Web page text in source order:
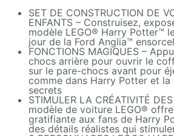
SET DE CONSTRUCTION DE
ENFANTS – Construisez,
modèle LEGO® Harry Potter™
jour de la Ford Anglia™
FONCTIONS MAGIQUES –
chocs arrière pour ouvrir le
sur le pare-chocs avant pour
comme dans Harry Potter et la
secrets
STIMULER LA CRÉATIVITÉ
modèle de voiture LEGO®
gratifiante aux fans de Harry
des détails réalistes qui